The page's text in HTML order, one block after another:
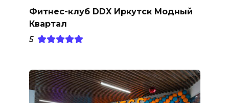
Фитнес-клуб DDX Иркутск Модный
Квартал
5